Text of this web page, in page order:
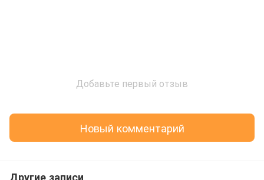
Добавьте первый отзыв
Новый комментарий